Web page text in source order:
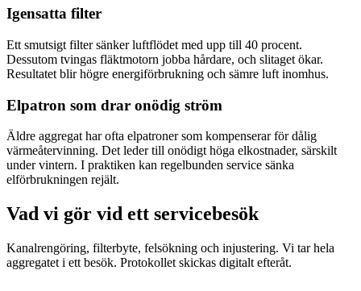
Igensatta filter
Ett smutsigt filter sänker luftflödet med upp till 40 procent.
Dessutom tvingas fläktmotorn jobba hårdare, och slitaget ökar.
Resultatet blir högre energiförbrukning och sämre luft inomhus.
Elpatron som drar onödig ström
Äldre aggregat har ofta elpatroner som kompenserar för dålig
värmeåtervinning. Det leder till onödigt höga elkostnader, särskilt
under vintern. I praktiken kan regelbunden service sänka
elförbrukningen rejält.
Vad vi gör vid ett servicebesök
Kanalrengöring, filterbyte, felsökning och injustering. Vi tar hela
aggregatet i ett besök. Protokollet skickas digitalt efteråt.